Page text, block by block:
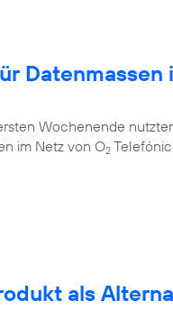
Datenmassen
Wochenende
im Netz von O2
als